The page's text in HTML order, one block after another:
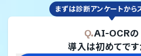
まずは診断アンケートから
Q.AI-OCRの
導入は初めてです